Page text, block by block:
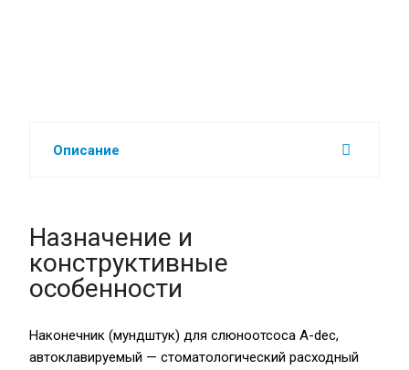
Описание
Назначение и
конструктивные
особенности
Наконечник (мундштук) для слюноотсоса A-dec,
автоклавируемый — стоматологический расходный